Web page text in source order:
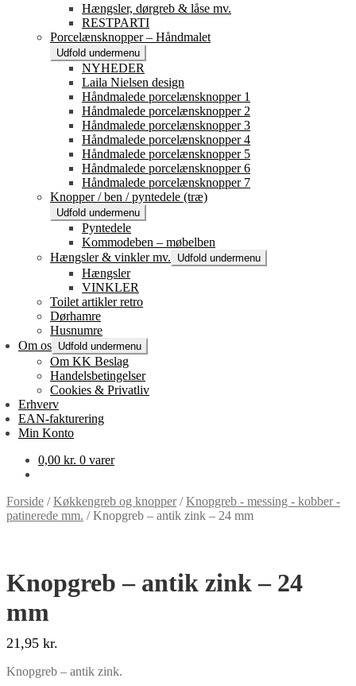
Hængsler, dørgreb & låse mv.
RESTPARTI
Porcelænsknopper – Håndmalet
Udfold undermenu
NYHEDER
Laila Nielsen design
Håndmalede porcelænsknopper 1
Håndmalede porcelænsknopper 2
Håndmalede porcelænsknopper 3
Håndmalede porcelænsknopper 4
Håndmalede porcelænsknopper 5
Håndmalede porcelænsknopper 6
Håndmalede porcelænsknopper 7
Knopper / ben / pyntedele (træ)
Udfold undermenu
Pyntedele
Kommodeben – møbelben
Hængsler & vinkler mv.
Udfold undermenu
Hængsler
VINKLER
Toilet artikler retro
Dørhamre
Husnumre
Om os Udfold undermenu
Om KK Beslag
Handelsbetingelser
Cookies & Privatliv
Erhverv
EAN-fakturering
Min Konto
0,00 kr. 0 varer
Forside /Køkkengreb og knopper/Knopgreb - messing - kobber -
patinerede mm. /Knopgreb – antik zink – 24 mm
Knopgreb – antik zink – 24
mm
21,95 kr.
Knopgreb – antik zink.